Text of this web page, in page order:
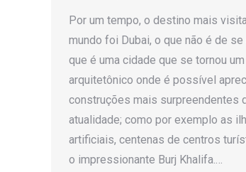
Por um tempo, o destino mais
mundo foi Dubai, o que não é de se
que é uma cidade que se tornou
arquitetônico onde é possível
construções mais surpreendentes
atualidade; como por exemplo as
artificiais, centenas de centros
o impressionante Burj Khalifa.…